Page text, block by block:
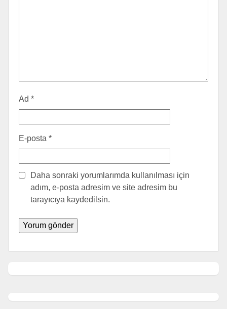
Ad *
E-posta *
Daha sonraki yorumlarımda kullanılması için
adım, e-posta adresim ve site adresim bu
tarayıcıya kaydedilsin.